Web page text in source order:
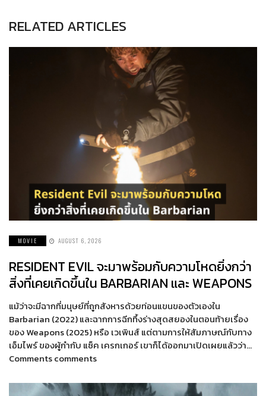
RELATED ARTICLES
MOVIE AUGUST 6, 2026
RESIDENT EVIL จะมาพร้อมกับความโหดยิ่งกว่า
สิ่งที่เคยเกิดขึ้นใน BARBARIAN และ WEAPONS
แม้ว่าจะมีฉากที่มนุษย์ที่ถูกสังหารด้วยท่อนแขนของตัวเองใน
Barbarian (2022) และฉากการฉีกทึ้งร่างสุดสยองในตอนท้ายเรื่อง
ของ Weapons (2025) หรือ เวเพินส์ แต่ตามการให้สัมภาษณ์กับทาง
เอ็มไพร์ ของผู้กำกับ แซ็ค เครกเกอร์ เขาก็ได้ออกมาเปิดเผยแล้วว่า…
Comments comments